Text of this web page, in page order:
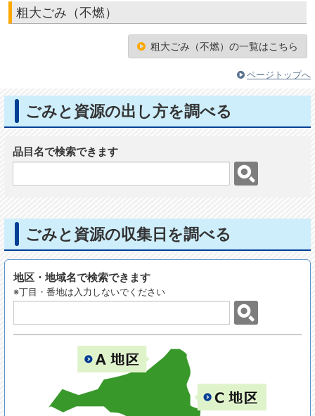
粗大ごみ（不燃）
粗大ごみ（不燃）の一覧はこちら
ページトップへ
ごみと資源の出し方を調べる
品目名で検索できます
ごみと資源の収集日を調べる
地区・地域名で検索できます
※丁目・番地は入力しないでください